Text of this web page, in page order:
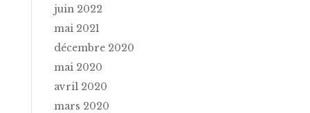
juin 2022
mai 2021
décembre 2020
mai 2020
avril 2020
mars 2020